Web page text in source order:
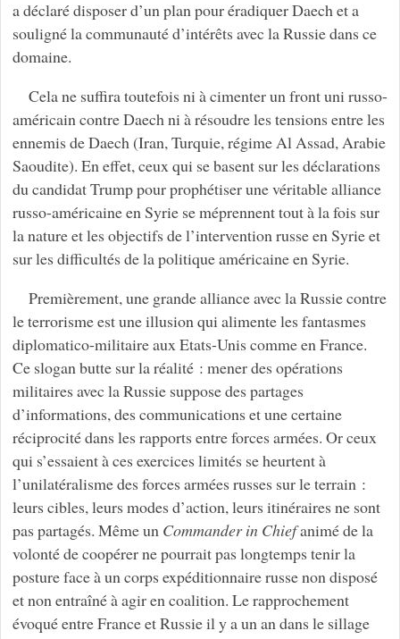
a déclaré disposer d’un plan pour éradiquer Daech et a
souligné la communauté d’intérêts avec la Russie dans ce
domaine.
Cela ne suffira toutefois ni à cimenter un front uni russo-
américain contre Daech ni à résoudre les tensions entre les
ennemis de Daech (Iran, Turquie, régime Al Assad, Arabie
Saoudite). En effet, ceux qui se basent sur les déclarations
du candidat Trump pour prophétiser une véritable alliance
russo-américaine en Syrie se méprennent tout à la fois sur
la nature et les objectifs de l’intervention russe en Syrie et
sur les difficultés de la politique américaine en Syrie.
Premièrement, une grande alliance avec la Russie contre
le terrorisme est une illusion qui alimente les fantasmes
diplomatico-militaire aux Etats-Unis comme en France.
Ce slogan butte sur la réalité : mener des opérations
militaires avec la Russie suppose des partages
d’informations, des communications et une certaine
réciprocité dans les rapports entre forces armées. Or ceux
qui s’essaient à ces exercices limités se heurtent à
l’unilatéralisme des forces armées russes sur le terrain :
leurs cibles, leurs modes d’action, leurs itinéraires ne sont
pas partagés. Même un Commander in Chiefanimé de la
volonté de coopérer ne pourrait pas longtemps tenir la
posture face à un corps expéditionnaire russe non disposé
et non entraîné à agir en coalition. Le rapprochement
évoqué entre France et Russie il y a un an dans le sillage